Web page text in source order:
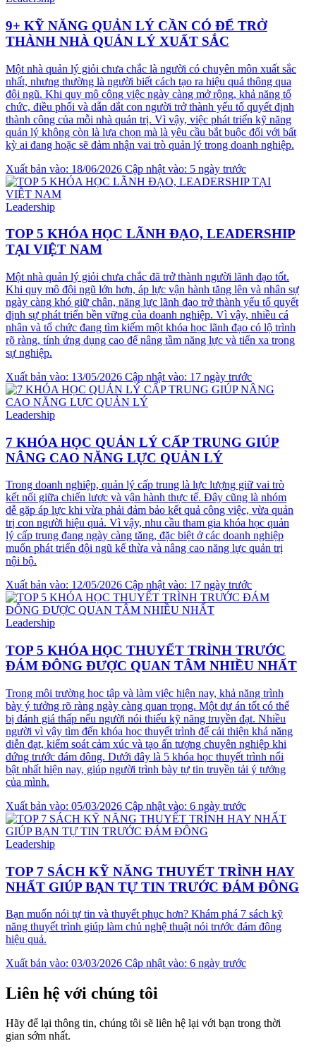
9+ KỸ NĂNG QUẢN LÝ CẦN CÓ ĐỂ TRỞ
THÀNH NHÀ QUẢN LÝ XUẤT SẮC
Một nhà quản lý giỏi chưa chắc là người có chuyên môn xuất sắc
nhất, nhưng thường là người biết cách tạo ra hiệu quả thông qua
đội ngũ. Khi quy mô công việc ngày càng mở rộng, khả năng tổ
chức, điều phối và dẫn dắt con người trở thành yếu tố quyết định
thành công của mỗi nhà quản trị. Vì vậy, việc phát triển kỹ năng
quản lý không còn là lựa chọn mà là yêu cầu bắt buộc đối với bất
kỳ ai đang hoặc sẽ đảm nhận vai trò quản lý trong doanh nghiệp.
Xuất bản vào: 18/06/2026 Cập nhật vào: 5 ngày trước
Leadership
TOP 5 KHÓA HỌC LÃNH ĐẠO, LEADERSHIP
TẠI VIỆT NAM
Một nhà quản lý giỏi chưa chắc đã trở thành người lãnh đạo tốt.
Khi quy mô đội ngũ lớn hơn, áp lực vận hành tăng lên và nhân sự
ngày càng khó giữ chân, năng lực lãnh đạo trở thành yếu tố quyết
định sự phát triển bền vững của doanh nghiệp. Vì vậy, nhiều cá
nhân và tổ chức đang tìm kiếm một khóa học lãnh đạo có lộ trình
rõ ràng, tính ứng dụng cao để nâng tầm năng lực và tiến xa trong
sự nghiệp.
Xuất bản vào: 13/05/2026 Cập nhật vào: 17 ngày trước
Leadership
7 KHÓA HỌC QUẢN LÝ CẤP TRUNG GIÚP
NÂNG CAO NĂNG LỰC QUẢN LÝ
Trong doanh nghiệp, quản lý cấp trung là lực lượng giữ vai trò
kết nối giữa chiến lược và vận hành thực tế. Đây cũng là nhóm
dễ gặp áp lực khi vừa phải đảm bảo kết quả công việc, vừa quản
trị con người hiệu quả. Vì vậy, nhu cầu tham gia khóa học quản
lý cấp trung đang ngày càng tăng, đặc biệt ở các doanh nghiệp
muốn phát triển đội ngũ kế thừa và nâng cao năng lực quản trị
nội bộ.
Xuất bản vào: 12/05/2026 Cập nhật vào: 17 ngày trước
Leadership
TOP 5 KHÓA HỌC THUYẾT TRÌNH TRƯỚC
ĐÁM ĐÔNG ĐƯỢC QUAN TÂM NHIỀU NHẤT
Trong môi trường học tập và làm việc hiện nay, khả năng trình
bày ý tưởng rõ ràng ngày càng quan trọng. Một dự án tốt có thể
bị đánh giá thấp nếu người nói thiếu kỹ năng truyền đạt. Nhiều
người vì vậy tìm đến khóa học thuyết trình để cải thiện khả năng
diễn đạt, kiểm soát cảm xúc và tạo ấn tượng chuyên nghiệp khi
đứng trước đám đông. Dưới đây là 5 khóa học thuyết trình nổi
bật nhất hiện nay, giúp người trình bày tự tin truyền tải ý tưởng
của mình.
Xuất bản vào: 05/03/2026 Cập nhật vào: 6 ngày trước
Leadership
TOP 7 SÁCH KỸ NĂNG THUYẾT TRÌNH HAY
NHẤT GIÚP BẠN TỰ TIN TRƯỚC ĐÁM ĐÔNG
Bạn muốn nói tự tin và thuyết phục hơn? Khám phá 7 sách kỹ
năng thuyết trình giúp làm chủ nghệ thuật nói trước đám đông
hiệu quả.
Xuất bản vào: 03/03/2026 Cập nhật vào: 6 ngày trước
Liên hệ với chúng tôi
Hãy để lại thông tin, chúng tôi sẽ liên hệ lại với bạn trong thời
gian sớm nhất.